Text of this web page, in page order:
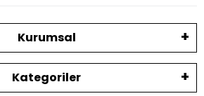
Kurumsal
Kategoriler